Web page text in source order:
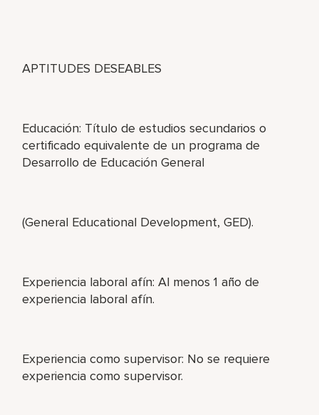
APTITUDES DESEABLES
Educación: Título de estudios secundarios o
certificado equivalente de un programa de
Desarrollo de Educación General
(General Educational Development, GED).
Experiencia laboral afín: Al menos 1 año de
experiencia laboral afín.
Experiencia como supervisor: No se requiere
experiencia como supervisor.